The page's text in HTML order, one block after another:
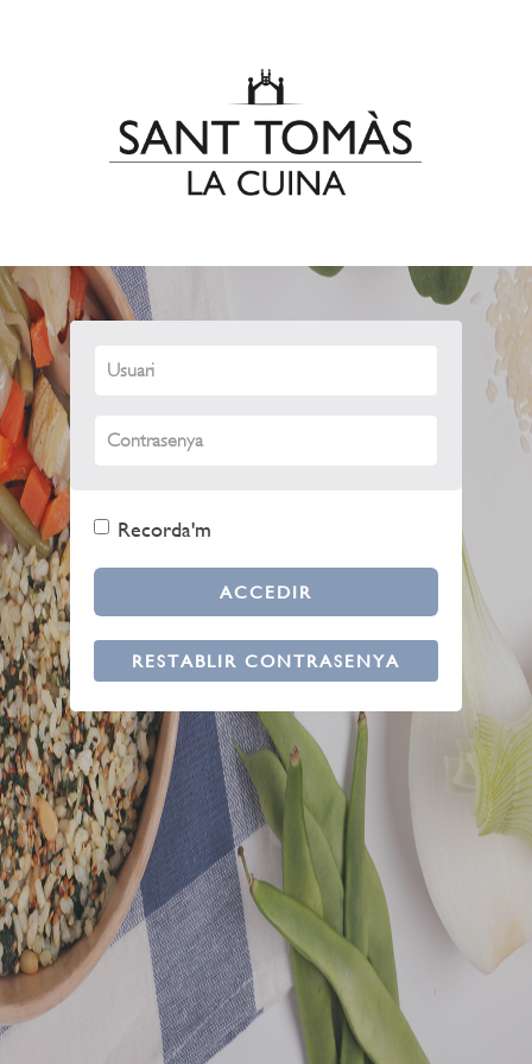
Recorda'm
ACCEDIR
RESTABLIR CONTRASENYA